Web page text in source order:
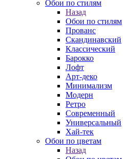
Обои по стилям
Назад
Обои по стилям
Прованс
Скандинавский
Классический
Барокко
Лофт
Арт-деко
Минимализм
Модерн
Ретро
Современный
Универсальный
Хай-тек
Обои по цветам
Назад